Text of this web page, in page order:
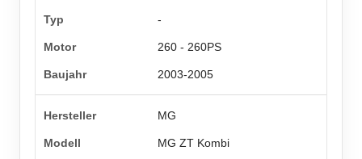
-
260 - 260PS
2003-2005
MG
MG ZT Kombi